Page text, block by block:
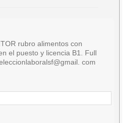
rubro alimentos con
el puesto y licencia B1. Full
com